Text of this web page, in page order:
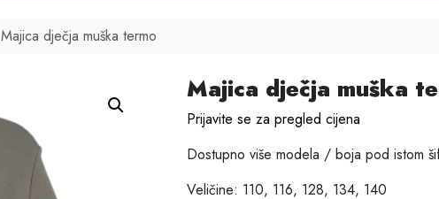
Majica dječja muška termo
Majica dječja muška
Prijavite se za pregled cijena
Dostupno više modela / boja pod istom
Veličine: 110, 116, 128, 134, 140